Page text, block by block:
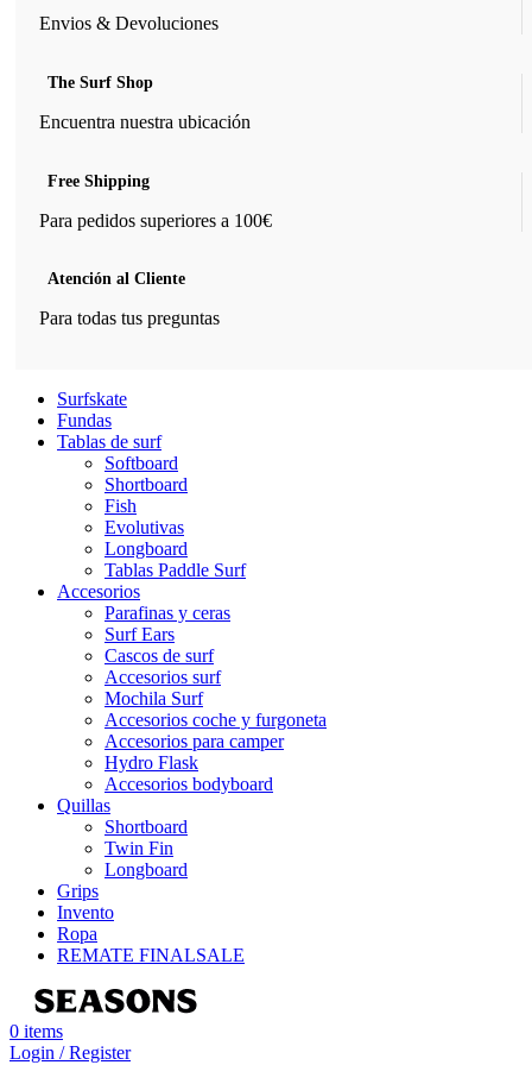
Envios & Devoluciones
The Surf Shop
Encuentra nuestra ubicación
Free Shipping
Para pedidos superiores a 100€
Atención al Cliente
Para todas tus preguntas
Surfskate
Fundas
Tablas de surf
Softboard
Shortboard
Fish
Evolutivas
Longboard
Tablas Paddle Surf
Accesorios
Parafinas y ceras
Surf Ears
Cascos de surf
Accesorios surf
Mochila Surf
Accesorios coche y furgoneta
Accesorios para camper
Hydro Flask
Accesorios bodyboard
Quillas
Shortboard
Twin Fin
Longboard
Grips
Invento
Ropa
REMATE FINALSALE
0 items
Login / Register